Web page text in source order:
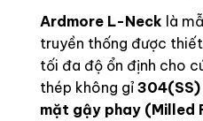
Ardmore L-Neck là
truyền thống được
tối đa độ ổn định cho
thép không gỉ 304(SS)
mặt gậy phay (Milled